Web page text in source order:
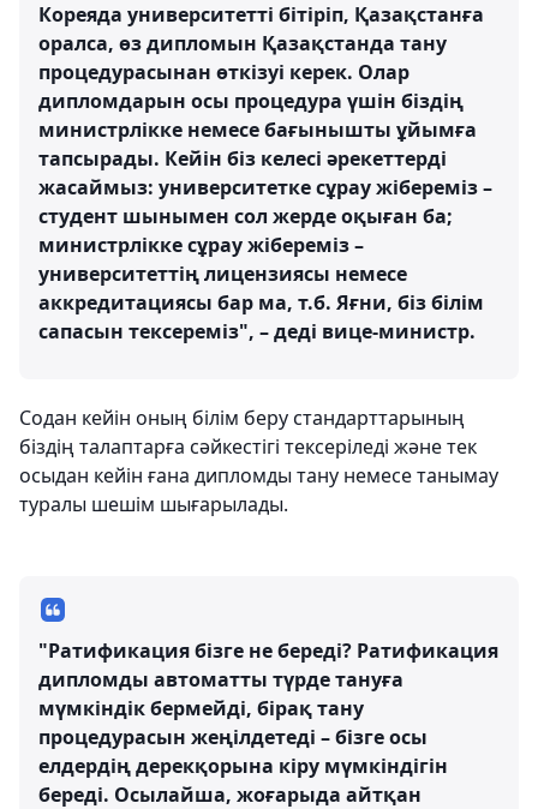
Кореяда университетті бітіріп, Қазақстанға
оралса, өз дипломын Қазақстанда тану
процедурасынан өткізуі керек. Олар
дипломдарын осы процедура үшін біздің
министрлікке немесе бағынышты ұйымға
тапсырады. Кейін біз келесі әрекеттерді
жасаймыз: университетке сұрау жібереміз –
студент шынымен сол жерде оқыған ба;
министрлікке сұрау жібереміз –
университеттің лицензиясы немесе
аккредитациясы бар ма, т.б. Яғни, біз білім
сапасын тексереміз", – деді вице-министр.
Содан кейін оның білім беру стандарттарының
біздің талаптарға сәйкестігі тексеріледі және тек
осыдан кейін ғана дипломды тану немесе танымау
туралы шешім шығарылады.
"Ратификация бізге не береді? Ратификация
дипломды автоматты түрде тануға
мүмкіндік бермейді, бірақ тану
процедурасын жеңілдетеді – бізге осы
елдердің дерекқорына кіру мүмкіндігін
береді. Осылайша, жоғарыда айтқан